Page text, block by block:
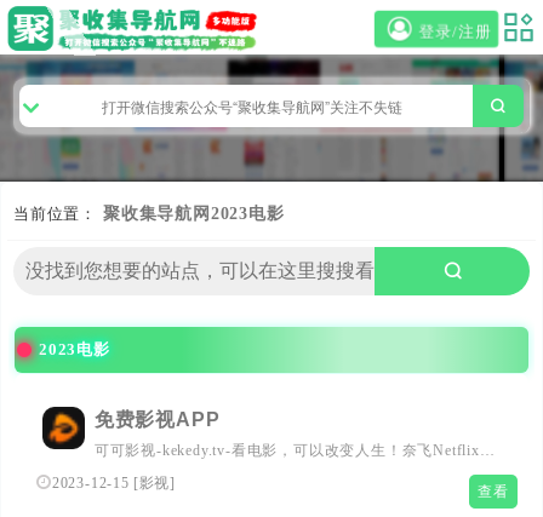
登录/注册
当前位置： 聚收集导航网 2023电影
2023电影
免费影视APP
可可影视-kekedy.tv-看电影，可以改变人生！奈飞Netflix
看，每天更新热火欧美日韩剧，韩国电影，在线电影网，
2023-12-15 [影视] 查看